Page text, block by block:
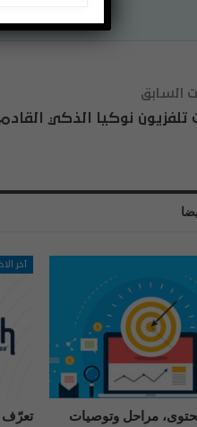
السابق
تلفزيون نوكيا الذكي
مراحل وتوصيات
آخر